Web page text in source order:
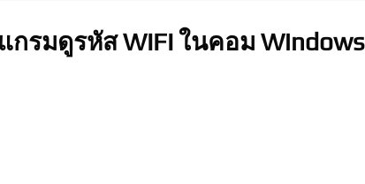
กรมดูรหัส WIFI ในคอม